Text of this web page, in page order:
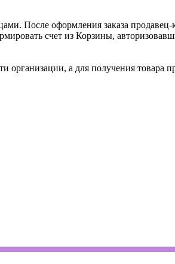
После оформления заказа
счет из Корзины,
организации, а для получения товара